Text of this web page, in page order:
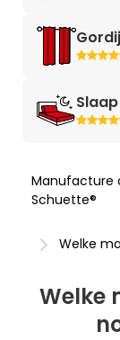
Manufacture
Schuette®
Welke
Welke